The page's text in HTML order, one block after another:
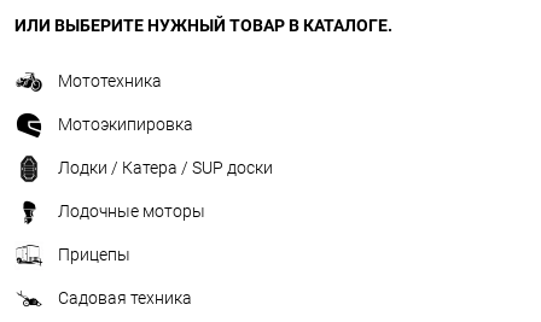
ИЛИ ВЫБЕРИТЕ НУЖНЫЙ ТОВАР В КАТАЛОГЕ.
Мототехника
Мотоэкипировка
Лодки / Катера / SUP доски
Лодочные моторы
Прицепы
Садовая техника